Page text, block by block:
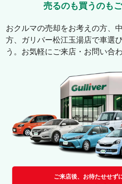
売るのも買うのも
おクルマの売却をお考えの方、
方、
ガリバー松江玉湯店で車選
う。お気軽にご来店・お問い合
ご来店後、お待たせせず